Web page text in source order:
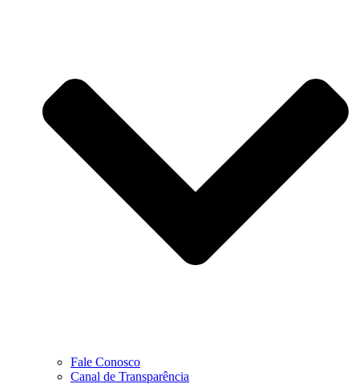
Fale Conosco
Canal de Transparência